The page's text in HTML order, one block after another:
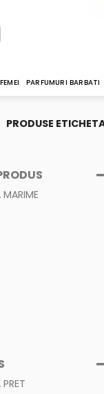
PARFUMURI BARBATI
PRODUSE
MARIME